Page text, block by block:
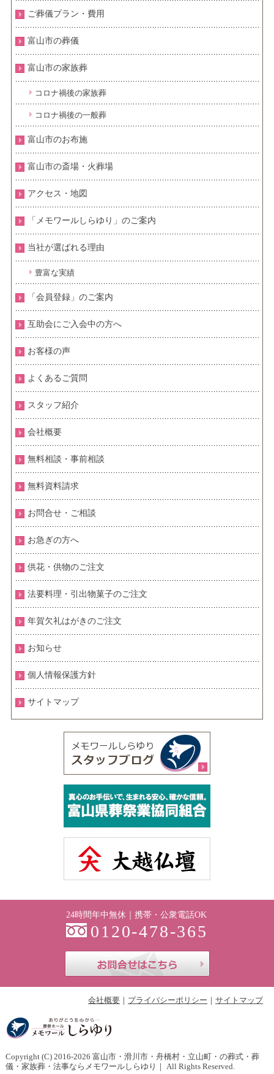
ご葬儀プラン・費用
富山市の葬儀
富山市の家族葬
コロナ禍後の家族葬
コロナ禍後の一般葬
富山市のお布施
富山市の斎場・火葬場
アクセス・地図
「メモワールしらゆり」のご案内
当社が選ばれる理由
豊富な実績
「会員登録」のご案内
互助会にご入会中の方へ
お客様の声
よくあるご質問
スタッフ紹介
会社概要
無料相談・事前相談
無料資料請求
お問合せ・ご相談
お急ぎの方へ
供花・供物のご注文
法要料理・引出物菓子のご注文
年賀欠礼はがきのご注文
お知らせ
個人情報保護方針
サイトマップ
24時間年中無休｜携帯・公衆電話OK
0120-478-365
会社概要 プライバシーポリシー サイトマップ
Copyright (C) 2016-2026 富山市・滑川市・舟橋村・立山町・の葬式・葬
儀・家族葬・法事ならメモワールしらゆり ｜ All Rights Reserved.